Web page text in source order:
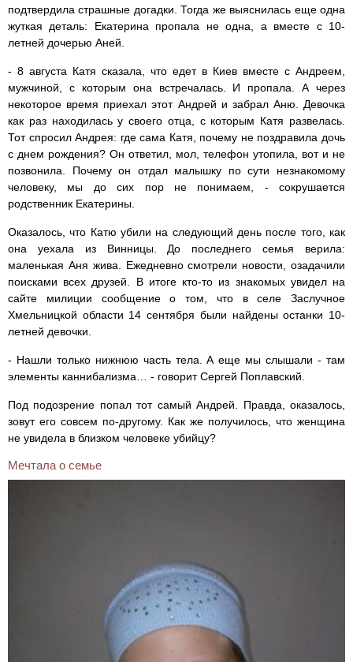
подтвердила страшные догадки. Тогда же выяснилась еще одна
жуткая деталь: Екатерина пропала не одна, а вместе с 10-
летней дочерью Аней.
- 8 августа Катя сказала, что едет в Киев вместе с Андреем,
мужчиной, с которым она встречалась. И пропала. А через
некоторое время приехал этот Андрей и забрал Аню. Девочка
как раз находилась у своего отца, с которым Катя развелась.
Тот спросил Андрея: где сама Катя, почему не поздравила дочь
с днем рождения? Он ответил, мол, телефон утопила, вот и не
позвонила. Почему он отдал малышку по сути незнакомому
человеку, мы до сих пор не понимаем, - сокрушается
родственник Екатерины.
Оказалось, что Катю убили на следующий день после того, как
она уехала из Винницы. До последнего семья верила:
маленькая Аня жива. Ежедневно смотрели новости, озадачили
поисками всех друзей. В итоге кто-то из знакомых увидел на
сайте милиции сообщение о том, что в селе Заслучное
Хмельницкой области 14 сентября были найдены останки 10-
летней девочки.
- Нашли только нижнюю часть тела. А еще мы слышали - там
элементы каннибализма… - говорит Сергей Поплавский.
Под подозрение попал тот самый Андрей. Правда, оказалось,
зовут его совсем по-другому. Как же получилось, что женщина
не увидела в близком человеке убийцу?
Мечтала о семье